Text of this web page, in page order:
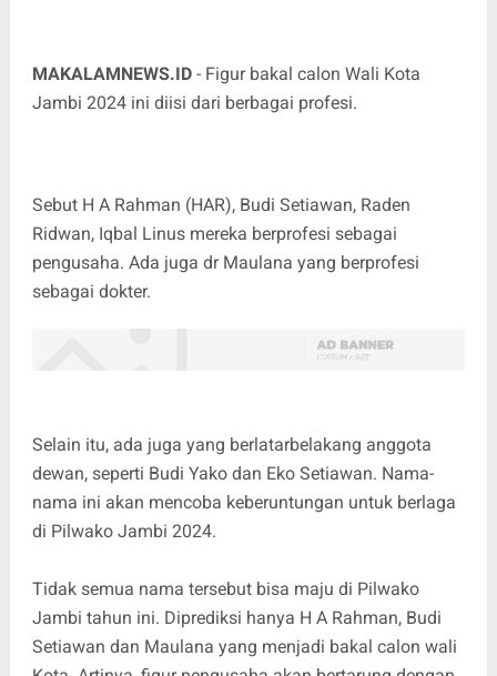
MAKALAMNEWS.ID - Figur bakal calon Wali Kota
Jambi 2024 ini diisi dari berbagai profesi.
Sebut H A Rahman (HAR), Budi Setiawan, Raden
Ridwan, Iqbal Linus mereka berprofesi sebagai
pengusaha. Ada juga dr Maulana yang berprofesi
sebagai dokter.
Selain itu, ada juga yang berlatarbelakang anggota
dewan, seperti Budi Yako dan Eko Setiawan. Nama-
nama ini akan mencoba keberuntungan untuk berlaga
di Pilwako Jambi 2024.
Tidak semua nama tersebut bisa maju di Pilwako
Jambi tahun ini. Diprediksi hanya H A Rahman, Budi
Setiawan dan Maulana yang menjadi bakal calon wali